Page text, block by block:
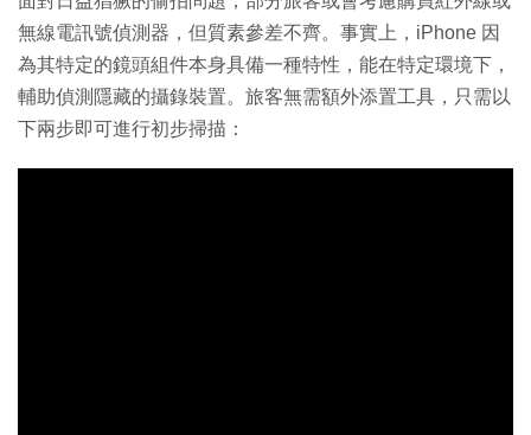
無線電訊號偵測器，但質素參差不齊。事實上，iPhone 因
為其特定的鏡頭組件本身具備一種特性，能在特定環境下，
輔助偵測隱藏的攝錄裝置。旅客無需額外添置工具，只需以
下兩步即可進行初步掃描：